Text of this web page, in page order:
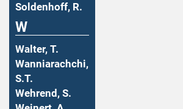
Soldenhoff, R.
W
Walter, T.
Wanniarachchi,
S.T.
Wehrend, S.